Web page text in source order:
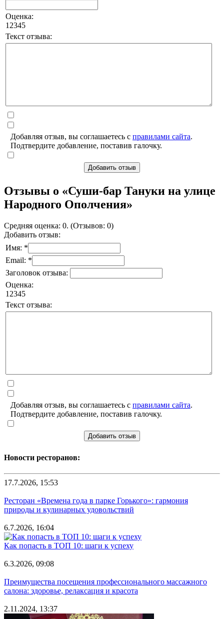
Оценка:
1 2345
Текст отзыва:
Добавляя отзыв, вы соглашаетесь с правилами сайта.
Подтвердите добавление, поставив галочку.
Добавить отзыв
Отзывы о «Суши-бар Тануки на улице
Народного Ополчения»
Средняя оценка: 0. (Отзывов: 0)
Добавить отзыв:
Имя: *
Email: *
Заголовок отзыва:
Оценка:
1 2345
Текст отзыва:
Добавляя отзыв, вы соглашаетесь с правилами сайта.
Подтвердите добавление, поставив галочку.
Добавить отзыв
Новости ресторанов:
17.7.2026, 15:53
Ресторан «Времена года в парке Горького»: гармония
природы и кулинарных удовольствий
6.7.2026, 16:04
Как попасть в ТОП 10: шаги к успеху
6.3.2026, 09:08
Преимущества посещения профессионального массажного
салона: здоровье, релаксация и красота
2.11.2024, 13:37